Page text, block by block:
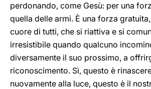
perdonando, come Gesù: per una
quella delle armi. È una forza
cuore di tutti, che si riattiva e si
irresistibile quando qualcuno
diversamente il suo prossimo, a
riconoscimento. Sì, questo è
nuovamente alla luce, questo è il